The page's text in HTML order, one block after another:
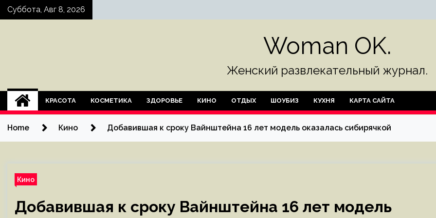
SkipСуббота, Авг 8, 2026
Woman OK.
Женский развлекательный журнал.
КРАСОТА КОСМЕТИКА ЗДОРОВЬЕ КИНО ОТДЫХ ШОУБИЗ КУХНЯ КАРТА САЙТА
Home Кино Добавившая к сроку Вайнштейна 16 лет модель оказалась сибирячкой
Кино
Добавившая к сроку Вайнштейна 16 лет модель